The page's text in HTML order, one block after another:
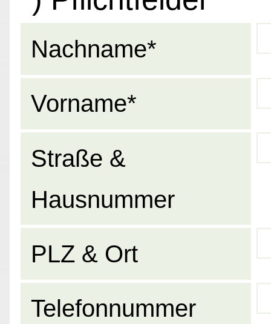
Nachname*
Vorname*
Straße &
Hausnummer
PLZ & Ort
Telefonnummer